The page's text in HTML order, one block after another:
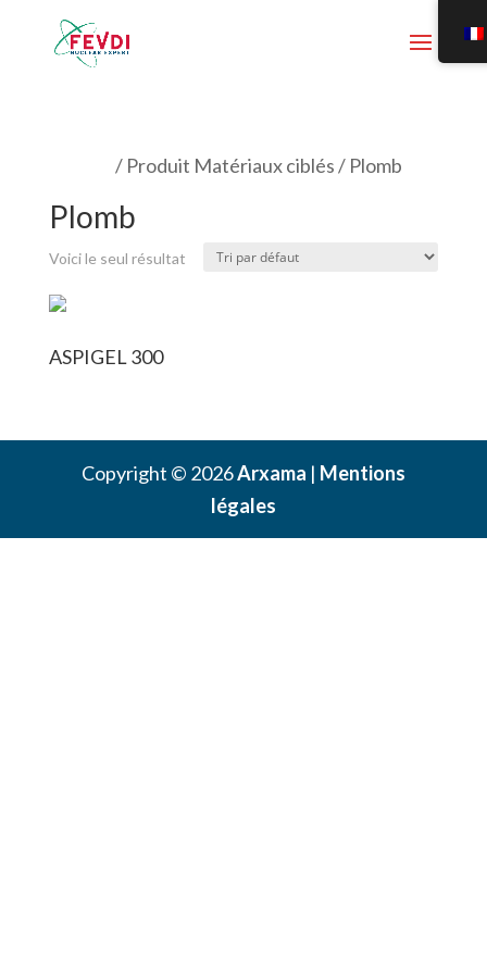
/ Produit Matériaux ciblés / Plomb
Plomb
Voici le seul résultat
ASPIGEL 300
Copyright © 2026Arxama | Mentions
légales